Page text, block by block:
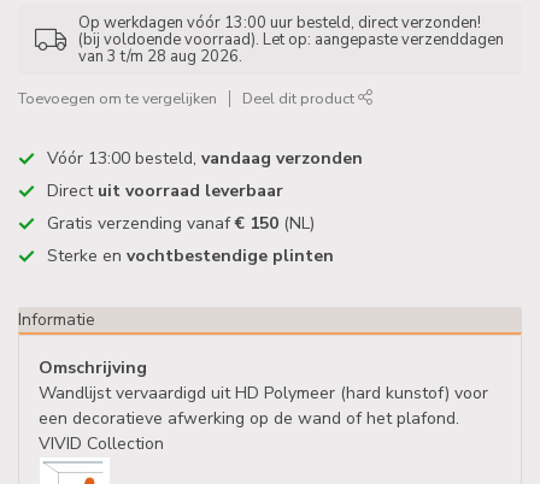
Op werkdagen vóór 13:00 uur besteld, direct verzonden!
(bij voldoende voorraad). Let op: aangepaste verzenddagen
van 3 t/m 28 aug 2026.
Toevoegen om te vergelijken Deel dit product
Vóór 13:00 besteld, vandaag verzonden
Direct uit voorraad leverbaar
Gratis verzending vanaf€ 150 (NL)
Sterke en vochtbestendige plinten
Informatie
Omschrijving
Wandlijst vervaardigd uit HD Polymeer (hard kunstof) voor
een decoratieve afwerking op de wand of het plafond.
VIVID Collection